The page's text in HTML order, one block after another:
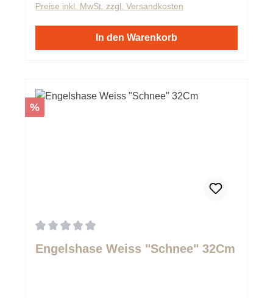
Preise inkl. MwSt. zzgl. Versandkosten
In den Warenkorb
Rabatt
%
Engelshase Weiss "Schnee" 32Cm